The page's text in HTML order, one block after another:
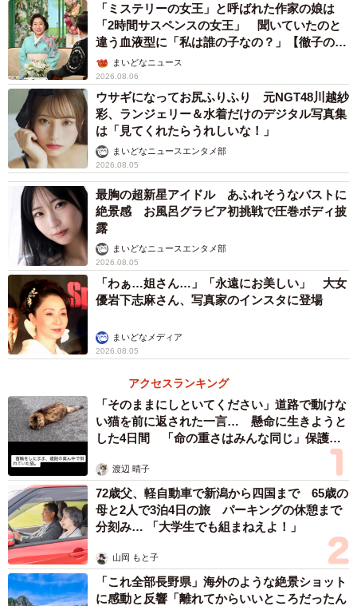
「ミステリーの女王」と呼ばれた作家の娘は
「2時間サスペンスの女王」 聞いていたのと
違う血液型に「私は誰の子なの？」【徹子の部
屋】まいどなニュース
2026.08.06
ウサギになってお尻ふりふり 元NGT48川越紗
彩、ランジェリー＆水着だけのデジタル写真集
は「見てくれたらうれしいな！」
まいどなニュースエンタメ部
2026.08.05
最胸の超新星アイドル あふれそうなバストに
絶景感 お風呂グラビア初挑戦で圧巻ボディ披
露
まいどなニュースエンタメ部
2026.08.05
「わぁ…姐さん…」「永遠にお美しい」 大女
優岩下志麻さん、写真家のインスタに登場
まいどなメディア
2026.08.05
アクセスランキング
「そのままにしといてください」道路で動けな
い猫を前に返された一言… 懸命に生きようと
した4日間 「命の重さはみんな同じ」保護団
渡辺 晴子
72歳父、軽自動車で新潟から四国まで 65歳の
母と2人で3泊4日の旅 パーキングの休憩まで
分刻み… 「大学生でも組まねえよ！」
山岡 もと子
「これ全部長野県」海外のような絶景ショット
に感動と反響「離れてからいいところだったん